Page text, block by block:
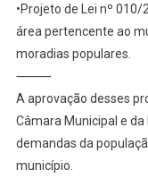
•Projeto de Lei nº
área pertencente ao
moradias populares.
⸻
A aprovação desses
Câmara Municipal e
demandas da
município.